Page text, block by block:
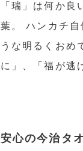
「瑞」は何か
葉。 ハンカチ
うな明るくおめ
に」、「福が逃
安心の今治タ